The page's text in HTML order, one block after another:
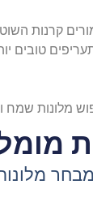
קרנות
טובים
מלונות שמח